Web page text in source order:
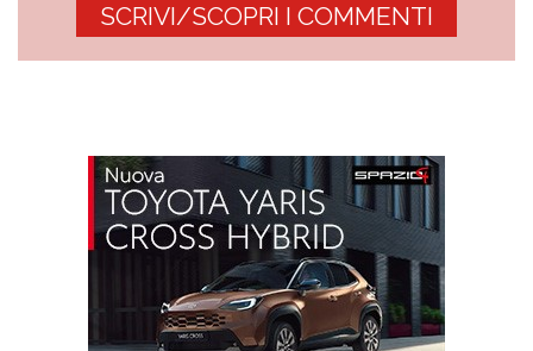
SCRIVI/SCOPRI I COMMENTI